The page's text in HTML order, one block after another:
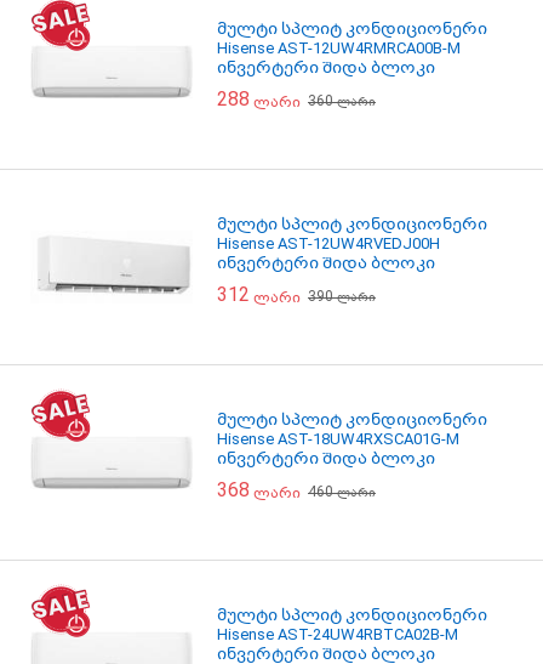
მულტი სპლიტ კონდიციონერი
Hisense AST-12UW4RMRCA00B-M
ინვერტერი შიდა ბლოკი
288 ლარი 360ლარი
მულტი სპლიტ კონდიციონერი
Hisense AST-12UW4RVEDJ00H
ინვერტერი შიდა ბლოკი
312 ლარი 390ლარი
მულტი სპლიტ კონდიციონერი
Hisense AST-18UW4RXSCA01G-M
ინვერტერი შიდა ბლოკი
368 ლარი 460ლარი
მულტი სპლიტ კონდიციონერი
Hisense AST-24UW4RBTCA02B-M
ინვერტერი შიდა ბლოკი